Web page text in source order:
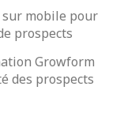
mobile pour
prospects
Growform
des prospects